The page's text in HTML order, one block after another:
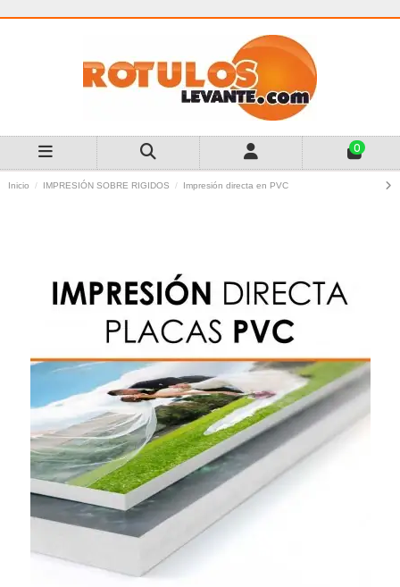
0
Inicio IMPRESIÓN SOBRE RIGIDOS Impresión directa en PVC